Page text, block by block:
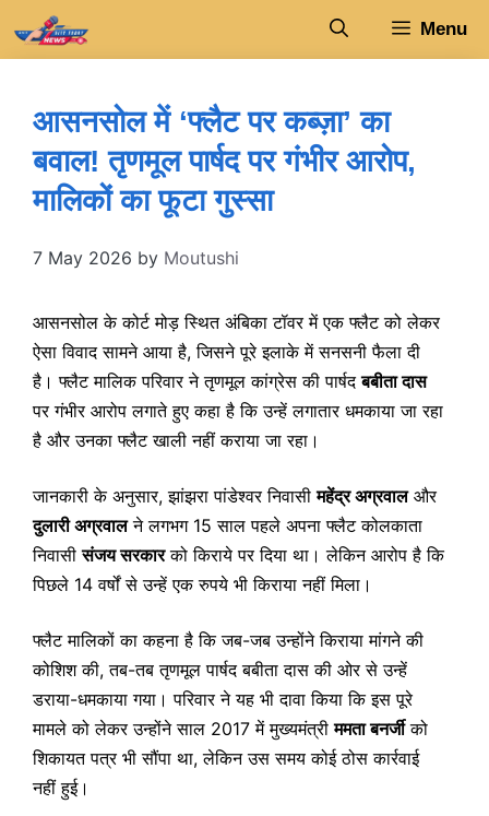
Menu
आसनसोल में ‘फ्लैट पर कब्ज़ा’ का
बवाल! तृणमूल पार्षद पर गंभीर आरोप,
मालिकों का फूटा गुस्सा
7 May 2026 by Moutushi
आसनसोल के कोर्ट मोड़ स्थित अंबिका टॉवर में एक फ्लैट को लेकर
ऐसा विवाद सामने आया है, जिसने पूरे इलाके में सनसनी फैला दी
है। फ्लैट मालिक परिवार ने तृणमूल कांग्रेस की पार्षदबबीता दास
पर गंभीर आरोप लगाते हुए कहा है कि उन्हें लगातार धमकाया जा रहा
है और उनका फ्लैट खाली नहीं कराया जा रहा।
जानकारी के अनुसार, झांझरा पांडेश्वर निवासीमहेंद्र अग्रवालऔर
दुलारी अग्रवालने लगभग 15 साल पहले अपना फ्लैट कोलकाता
निवासीसंजय सरकारको किराये पर दिया था। लेकिन आरोप है कि
पिछले 14 वर्षों से उन्हें एक रुपये भी किराया नहीं मिला।
फ्लैट मालिकों का कहना है कि जब-जब उन्होंने किराया मांगने की
कोशिश की, तब-तब तृणमूल पार्षद बबीता दास की ओर से उन्हें
डराया-धमकाया गया। परिवार ने यह भी दावा किया कि इस पूरे
मामले को लेकर उन्होंने साल 2017 में मुख्यमंत्रीममता बनर्जीको
शिकायत पत्र भी सौंपा था, लेकिन उस समय कोई ठोस कार्रवाई
नहीं हुई।